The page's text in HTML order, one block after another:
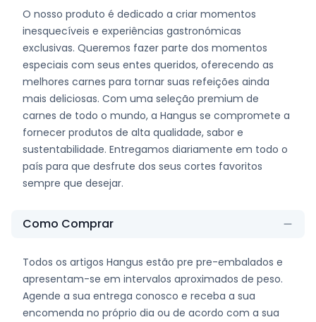
O nosso produto é dedicado a criar momentos
inesquecíveis e experiências gastronómicas
exclusivas. Queremos fazer parte dos momentos
especiais com seus entes queridos, oferecendo as
melhores carnes para tornar suas refeições ainda
mais deliciosas. Com uma seleção premium de
carnes de todo o mundo, a Hangus se compromete a
fornecer produtos de alta qualidade, sabor e
sustentabilidade. Entregamos diariamente em todo o
país para que desfrute dos seus cortes favoritos
sempre que desejar.
Como Comprar
Todos os artigos Hangus estão pre pre-embalados e
apresentam-se em intervalos aproximados de peso.
Agende a sua entrega conosco e receba a sua
encomenda no próprio dia ou de acordo com a sua